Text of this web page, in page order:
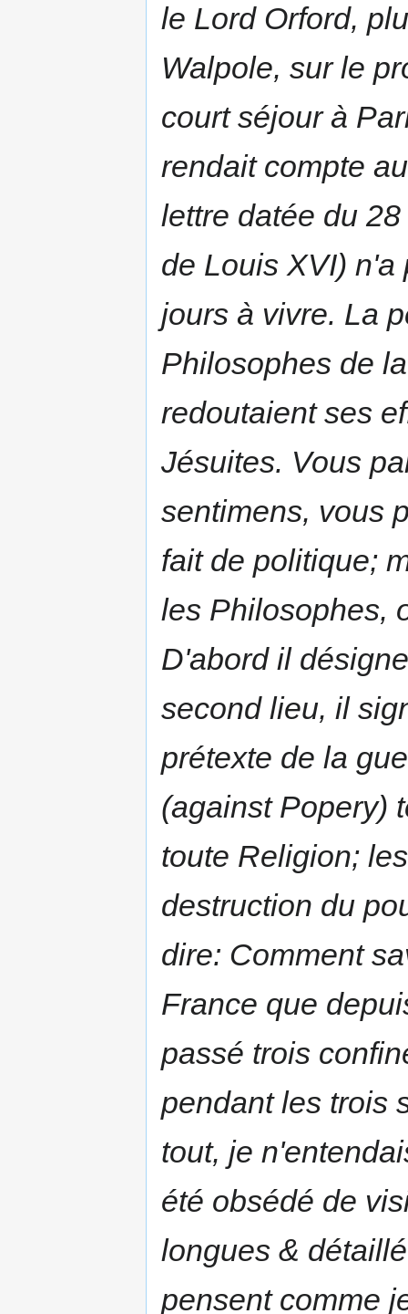
le Lord Orford,
Walpole, sur le
court séjour à
rendait compte
lettre datée du
de Louis XVI)
jours à vivre. La
Philosophes de
redoutaient ses
Jésuites. Vous
sentimens, vous
fait de politique;
les Philosophes,
D'abord il
second lieu, il
prétexte de la
(against Popery)
toute Religion;
destruction du
dire: Comment
France que
passé trois
pendant les trois
tout, je
été obsédé de
longues &
pensent comme